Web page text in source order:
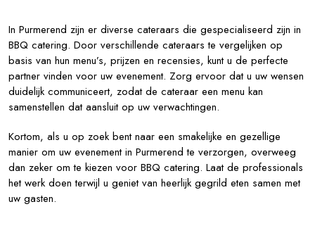
In Purmerend zijn er diverse cateraars die gespecialiseerd zijn in
BBQ catering. Door verschillende cateraars te vergelijken op
basis van hun menu’s, prijzen en recensies, kunt u de perfecte
partner vinden voor uw evenement. Zorg ervoor dat u uw wensen
duidelijk communiceert, zodat de cateraar een menu kan
samenstellen dat aansluit op uw verwachtingen.
Kortom, als u op zoek bent naar een smakelijke en gezellige
manier om uw evenement in Purmerend te verzorgen, overweeg
dan zeker om te kiezen voor BBQ catering. Laat de professionals
het werk doen terwijl u geniet van heerlijk gegrild eten samen met
uw gasten.